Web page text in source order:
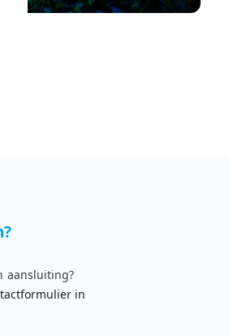
aansluiting?
in